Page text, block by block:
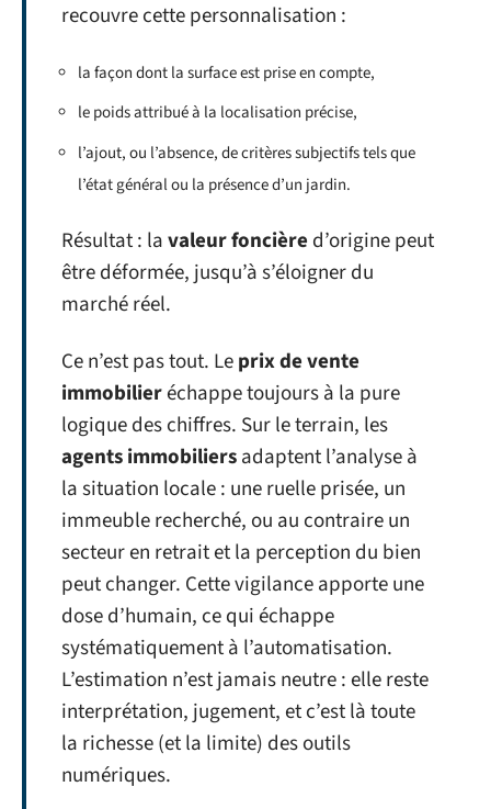
recouvre cette personnalisation :
la façon dont la surface est prise en compte,
le poids attribué à la localisation précise,
l’ajout, ou l’absence, de critères subjectifs tels que
l’état général ou la présence d’un jardin.
Résultat : lavaleur foncière d’origine peut
être déformée, jusqu’à s’éloigner du
marché réel.
Ce n’est pas tout. Leprix de vente
immobilieréchappe toujours à la pure
logique des chiffres. Sur le terrain, les
agents immobiliersadaptent l’analyse à
la situation locale : une ruelle prisée, un
immeuble recherché, ou au contraire un
secteur en retrait et la perception du bien
peut changer. Cette vigilance apporte une
dose d’humain, ce qui échappe
systématiquement à l’automatisation.
L’estimation n’est jamais neutre : elle reste
interprétation, jugement, et c’est là toute
la richesse (et la limite) des outils
numériques.